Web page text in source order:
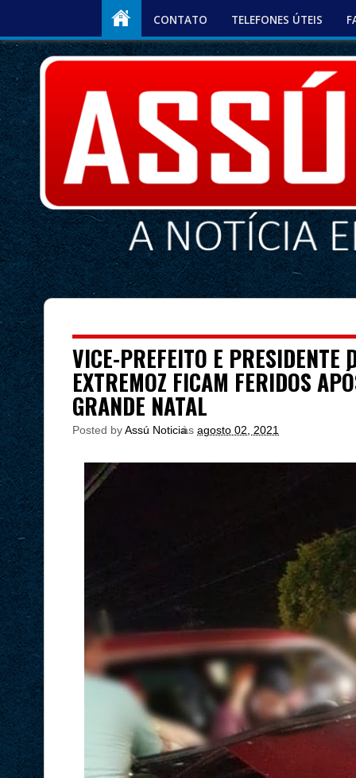
CONTATO TELEFONES ÚTEIS
VICE-PREFEITO E PRESIDENTE
EXTREMOZ FICAM FERIDOS
GRANDE NATAL
Posted byAssú Noticia
às agosto 02, 2021